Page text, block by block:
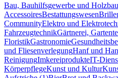
Bau, Bauhilfsgewerbe und Holzbau
AccessoiresBestattungswesen
CommunityElektro und
FahrzeugtechnikGärtnerei,
FloristikGastronomie
und FliesenverlegungHanf und
ReinigungImkereiprodukteIT-
KörperpflegeKunst und Kultur